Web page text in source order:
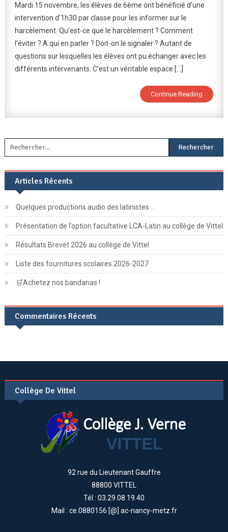
Des
Mardi 15 novembre, les élèves de 6ème ont bénéficié d’une
intervention d’1h30 par classe pour les informer sur le
harcèlement. Qu’est-ce que le harcèlement ? Comment
l’éviter ? A qui en parler ? Doit-on le signaler ? Autant de
questions sur lesquelles les élèves ont pu échanger avec les
différents intervenants. C’est un véritable espace […]
Continue Reading
Rechercher :
Articles Récents
Quelques productions audio des latinistes …
Présentation de l’option facultative LCA-Latin au collège de Vittel
Résultats Brevet 2026 au collège de Vittel
Liste des fournitures scolaires 2026-2027
🛒Achetez nos bandanas !
Commentaires Récents
Collège De Vittel
92 rue du Lieutenant Gauffre
88800 VITTEL
Tél : 03.29.08.19.40
Mail : ce.0880156 [@] ac-nancy-metz.fr